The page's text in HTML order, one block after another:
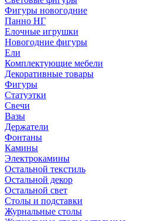
Фигуры новогодние
Панно НГ
Елочные игрушки
Новогодние фигуры
Ели
Комплектующие мебели
Декоративные товары
Фигуры
Статуэтки
Свечи
Вазы
Держатели
Фонтаны
Камины
Электрокамины
Остальной текстиль
Остальной декор
Остальной свет
Столы и подставки
Журнальные столы